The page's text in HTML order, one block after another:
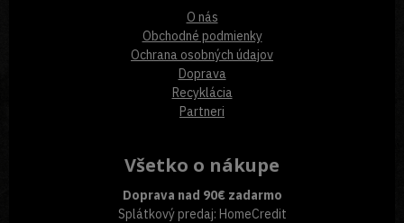
O nás
Obchodné podmienky
Ochrana osobných údajov
Doprava
Recyklácia
Partneri
Všetko o nákupe
Doprava nad 90€ zadarmo
Splátkový predaj: HomeCredit